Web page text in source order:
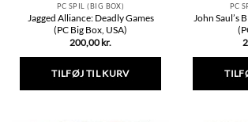
PC SPIL (BIG BOX)
Jagged Alliance: Deadly Games
(PC Big Box, USA)
200,00 kr.
TILFØJ TIL KURV
PC
John Saul’s